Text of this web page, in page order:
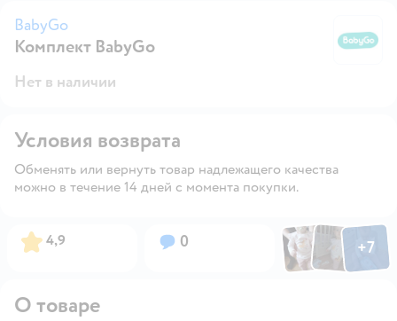
BabyGo
Комплект BabyGо
Нет в наличии
Условия возврата
Обменять или вернуть товар надлежащего качества
можно в течение 14 дней с момента покупки.
Рейтинг:
4,9 Вопросов:
0 ФотоФотоФото
+7
Открыть
О товаре